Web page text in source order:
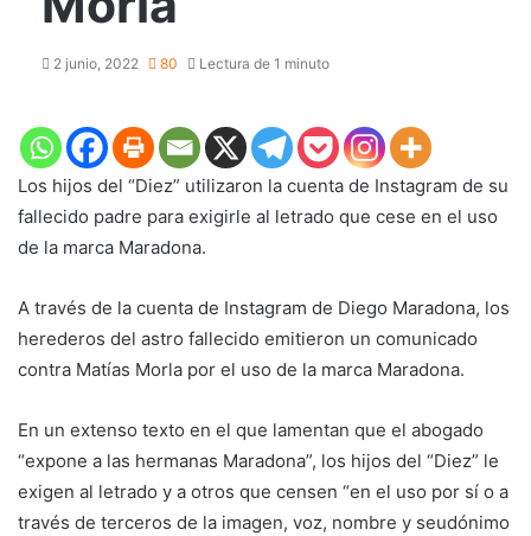
2 junio, 2022 80 Lectura de 1 minuto
Los hijos del “Diez” utilizaron la cuenta de Instagram de su
fallecido padre para exigirle al letrado que cese en el uso
de la marca Maradona.
A través de la cuenta de Instagram de Diego Maradona, los
herederos del astro fallecido emitieron un comunicado
contra Matías Morla por el uso de la marca Maradona.
En un extenso texto en el que lamentan que el abogado
“expone a las hermanas Maradona”, los hijos del “Diez” le
exigen al letrado y a otros que censen “en el uso por sí o a
través de terceros de la imagen, voz, nombre y seudónimo